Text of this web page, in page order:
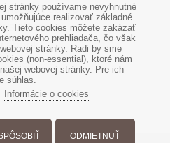
riešenie sporov
stránky používame nevyhnutné
realizovať základné
Tieto cookies môžete zakázať
prehliadača, čo však
stránky. Radi by sme
(non-essential), ktoré nám
webovej stránky. Pre ich
súhlas.
Informácie o cookies
ODMIETNUŤ